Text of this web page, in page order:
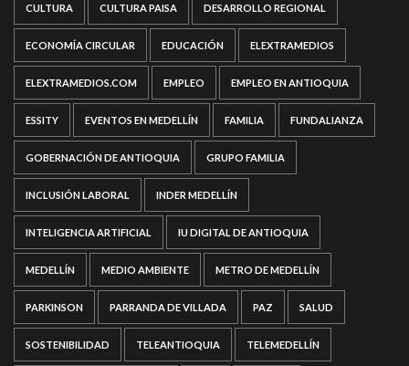
CULTURA CULTURA PAISA DESARROLLO REGIONAL
ECONOMÍA CIRCULAR EDUCACIÓN ELEXTRAMEDIOS
ELEXTRAMEDIOS.COM EMPLEO EMPLEO EN ANTIOQUIA
ESSITY EVENTOS EN MEDELLÍN FAMILIA FUNDALIANZA
GOBERNACIÓN DE ANTIOQUIA GRUPO FAMILIA
INCLUSIÓN LABORAL INDER MEDELLÍN
INTELIGENCIA ARTIFICIAL IU DIGITAL DE ANTIOQUIA
MEDELLÍN MEDIO AMBIENTE METRO DE MEDELLÍN
PARKINSON PARRANDA DE VILLADA PAZ SALUD
SOSTENIBILIDAD TELEANTIOQUIA TELEMEDELLÍN